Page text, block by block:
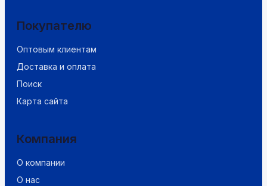
Покупателю
Оптовым клиентам
Доставка и оплата
Поиск
Карта сайта
Компания
О компании
О нас